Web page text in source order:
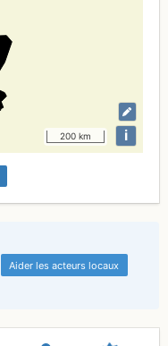
200 km i
Aider les acteurs locaux